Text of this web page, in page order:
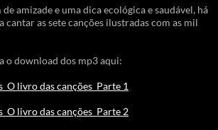
amizade e uma dica ecológica e saudável, há
cantar as sete canções ilustradas com as mil
o download dos mp3 aqui:
livro das canções_Parte 1
livro das canções_Parte 2